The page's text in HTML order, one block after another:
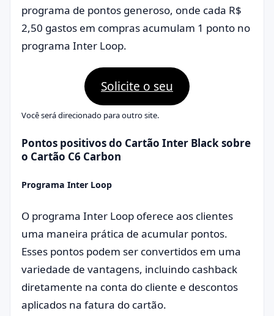
programa de pontos generoso, onde cada R$
2,50 gastos em compras acumulam 1 ponto no
programa Inter Loop.
Solicite o seu
Você será direcionado para outro site.
Pontos positivos do Cartão Inter Black sobre
o Cartão C6 Carbon
Programa Inter Loop
O programa Inter Loop oferece aos clientes
uma maneira prática de acumular pontos.
Esses pontos podem ser convertidos em uma
variedade de vantagens, incluindo cashback
diretamente na conta do cliente e descontos
aplicados na fatura do cartão.